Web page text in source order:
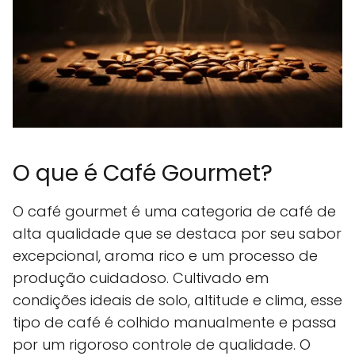
O que é Café Gourmet?
O café gourmet é uma categoria de café de
alta qualidade que se destaca por seu sabor
excepcional, aroma rico e um processo de
produção cuidadoso. Cultivado em
condições ideais de solo, altitude e clima, esse
tipo de café é colhido manualmente e passa
por um rigoroso controle de qualidade. O